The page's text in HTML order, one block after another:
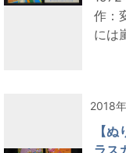
作：
には
2018
【
ラス